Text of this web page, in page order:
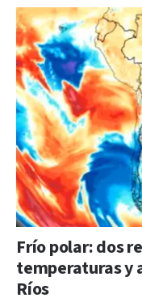
Frío polar: dos
temperaturas y
Ríos